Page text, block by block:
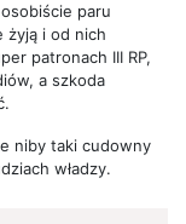
paru
żyją i od nich
patronach III RP,
a szkoda
niby taki cudowny
władzy.